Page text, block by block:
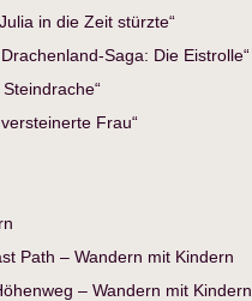
in die Zeit stürzte“
Saga: Die Eistrolle“
Frau“
Path – Wandern mit Kindern
– Wandern mit Kindern